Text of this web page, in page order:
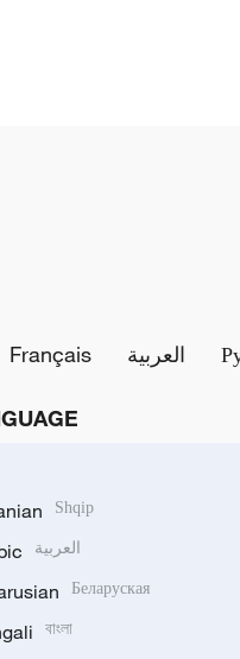
Français العربية
Shqip
العربية
Беларуская
বাংলা